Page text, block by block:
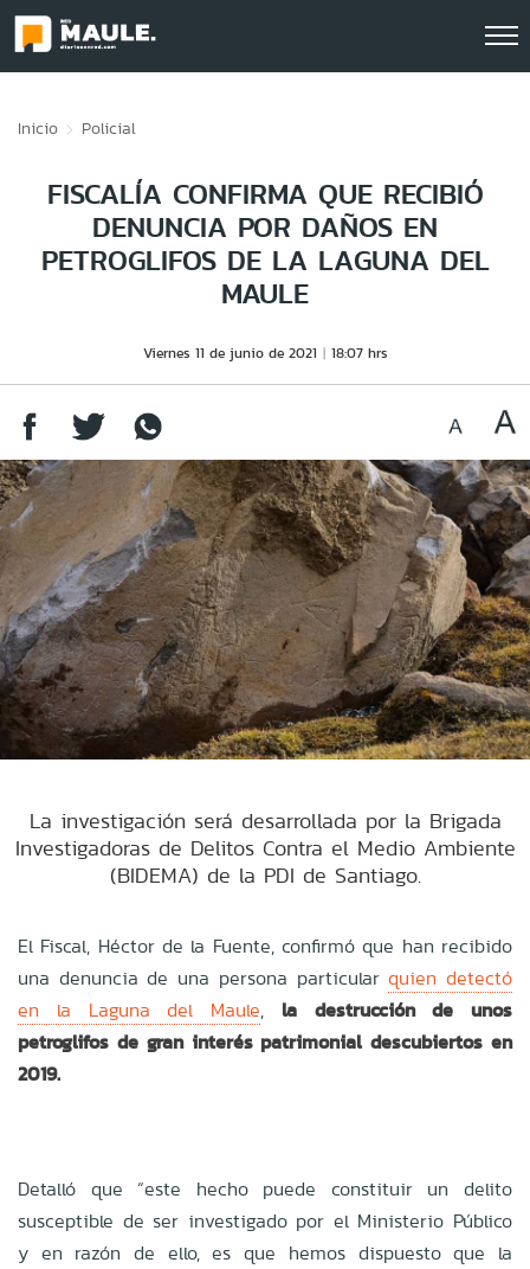
Inicio Policial
FISCALÍA CONFIRMA QUE RECIBIÓ
DENUNCIA POR DAÑOS EN
PETROGLIFOS DE LA LAGUNA DEL
MAULE
Viernes 11 de junio de 2021 18:07 hrs
La investigación será desarrollada por la Brigada
Investigadoras de Delitos Contra el Medio Ambiente
(BIDEMA) de la PDI de Santiago.
El Fiscal, Héctor de la Fuente, confirmó que han recibido
una denuncia de una persona particularquien detectó
en la Laguna del Maule, la destrucción de unos
petroglifos de gran interés patrimonial descubiertos en
2019.
Detalló que “este hecho puede constituir un delito
susceptible de ser investigado por el Ministerio Público
y en razón de ello, es que hemos dispuesto que la